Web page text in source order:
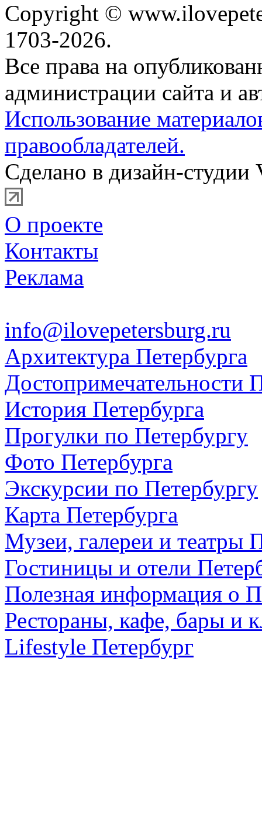
Copyright ©
1703-2026.
Все права на
администрации сайта и
Использование
правообладателей.
Сделано в дизайн-студии
О проекте
Контакты
Реклама
info@ilovepetersburg.ru
Архитектура Петербурга
Достопримечательности
История Петербурга
Прогулки по Петербургу
Фото Петербурга
Экскурсии по Петербургу
Карта Петербурга
Музеи, галереи и театры
Гостиницы и отели
Полезная информация о
Рестораны, кафе, бары и
Lifestyle Петербург